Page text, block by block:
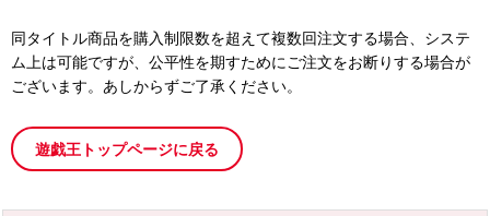
同タイトル商品を購入制限数を超えて複数回注文する場合、システ
ム上は可能ですが、公平性を期すためにご注文をお断りする場合が
ございます。あしからずご了承ください。
遊戯王トップページに戻る